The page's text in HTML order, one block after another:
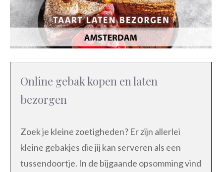
Online gebak kopen en laten
bezorgen
Zoek je kleine zoetigheden? Er zijn allerlei
kleine gebakjes die jij kan serveren als een
tussendoortje. In de bijgaande opsomming vind